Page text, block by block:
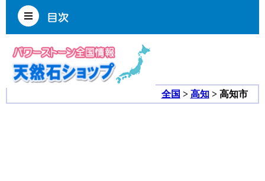
全国 > 高知> 高知市